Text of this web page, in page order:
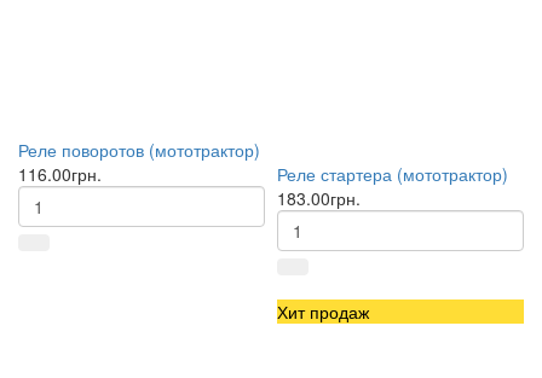
Реле поворотов (мототрактор)
116.00грн.
Реле стартера (мототрактор)
183.00грн.
Хит продаж